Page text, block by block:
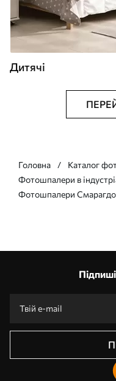
Дитячі
Головна
Каталог
Фотошпалери в
Фотошпалери